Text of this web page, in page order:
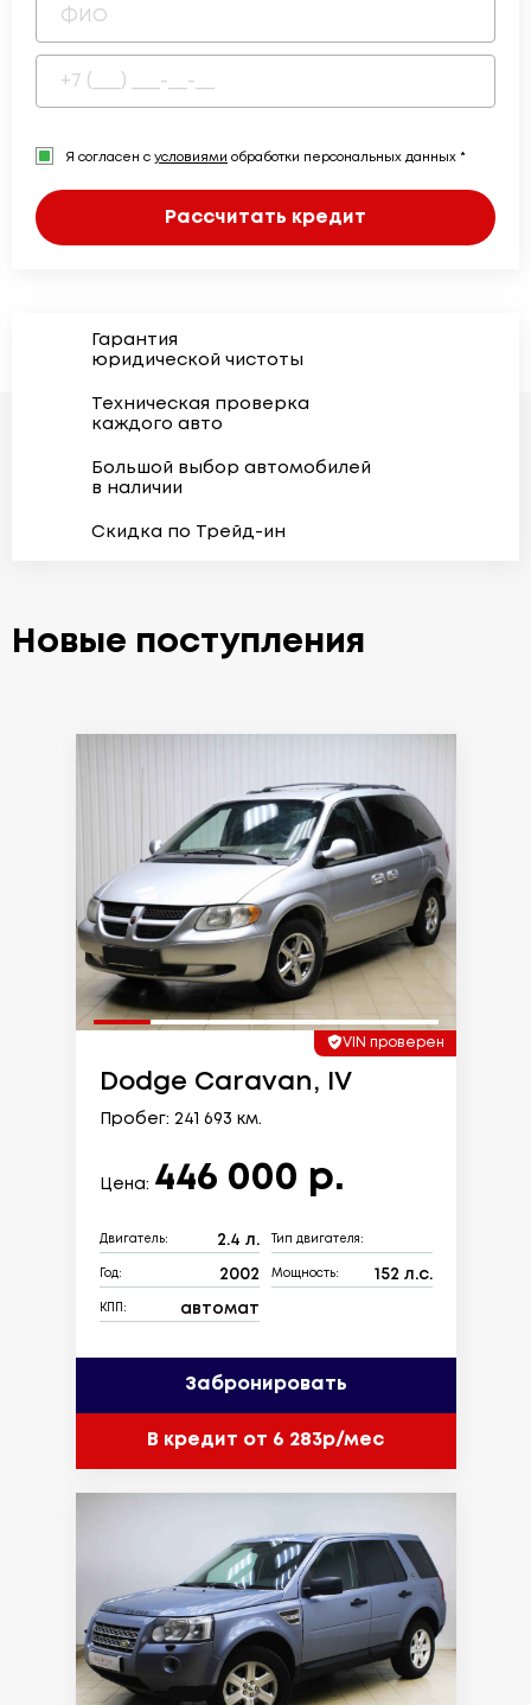
Я согласен с условиями обработки персональных данных *
Рассчитать кредит
Гарантия
юридической чистоты
Техническая проверка
каждого авто
Большой выбор автомобилей
в наличии
Скидка по Трейд-ин
Новые поступления
VIN проверен
Dodge Caravan, IV
Пробег: 241 693 км.
Цена: 446 000 р.
Двигатель: 2.4 л. Тип двигателя:
Год: 2002 Мощность: 152 л.с.
КПП: автомат
Забронировать
В кредит от 6 283р/мес